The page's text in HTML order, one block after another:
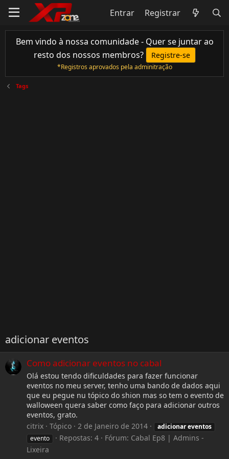
Entrar Registrar
Bem vindo à nossa comunidade - Quer se juntar ao
resto dos nossos membros?
Registre-se
*Registros aprovados pela adminitração
Tags
adicionar eventos
Como adicionar eventos no cabal
Olá estou tendo dificuldades para fazer funcionar
eventos no meu server, tenho uma bando de dados aqui
que eu pegue nu tópico do shion mas so tem o evento de
walloween quera saber como faço para adicionar outros
eventos, grato.
citrix
Tópico 2 de Janeiro de 2014 adicionareventos
evento
Repostas: 4 Fórum: Cabal Ep8 | Admins -
Lixeira